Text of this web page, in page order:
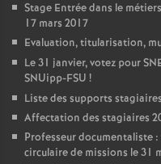
Stage Entrée dans le
17 mars 2017
Evaluation, titularisation,
Le 31 janvier, votez pour
SNUipp-FSU !
Liste des supports
Affectation des stagiaires
Professeur documentaliste
circulaire de missions le 31